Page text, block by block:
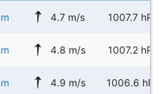
4.7 m/s 1007.7 hPa
4.8 m/s 1007.2 hPa
4.9 m/s 1006.6 hPa